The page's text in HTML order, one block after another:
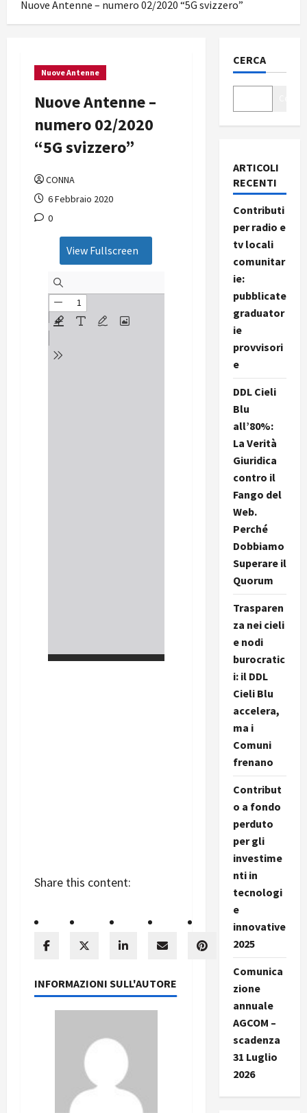
Nuove Antenne – numero 02/2020 “5G svizzero”
Nuove Antenne
Nuove Antenne –
numero 02/2020
“5G svizzero”
CONNA
6 Febbraio 2020
0
View Fullscreen
Share this content:
INFORMAZIONI SULL'AUTORE
CERCA
ARTICOLI
RECENTI
Contributi
per radio e
tv locali
comunitar
ie:
pubblicate
graduator
ie
provvisori
e
DDL Cieli
Blu
all’80%:
La Verità
Giuridica
contro il
Fango del
Web.
Perché
Dobbiamo
Superare il
Quorum
Trasparen
za nei cieli
e nodi
burocratic
i: il DDL
Cieli Blu
accelera,
ma i
Comuni
frenano
Contribut
o a fondo
perduto
per gli
investime
nti in
tecnologi
e
innovative
2025
Comunica
zione
annuale
AGCOM –
scadenza
31 Luglio
2026